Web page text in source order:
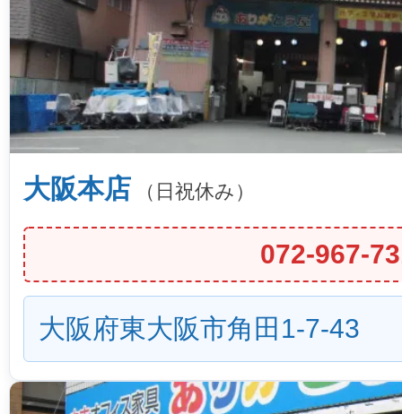
大阪本店 （日祝休み）
072-967-
大阪府東大阪市角田1-7-43